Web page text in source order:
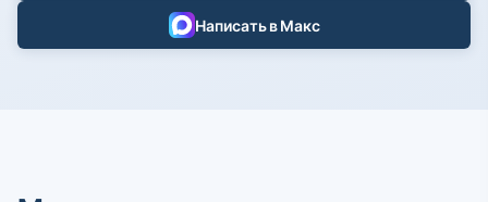
Написать в Макс